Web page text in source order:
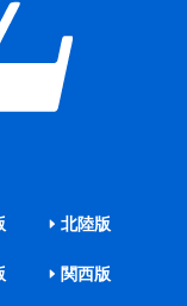
北陸版
関西版